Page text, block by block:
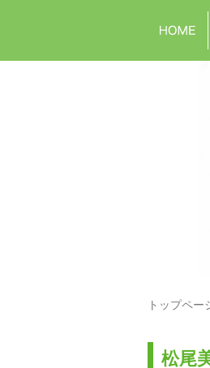
トップペー
松尾